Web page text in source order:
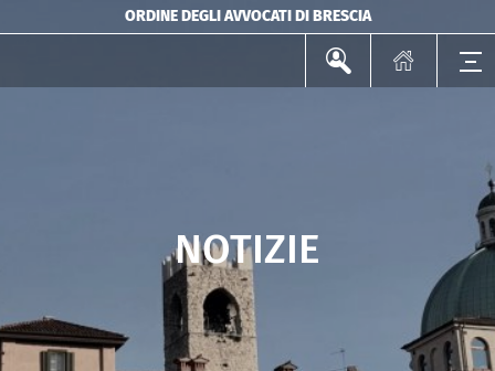
ORDINE DEGLI AVVOCATI DI BRESCIA
NOTIZIE